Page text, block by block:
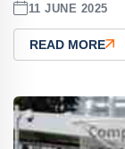
11 JUNE 2025
READ MORE